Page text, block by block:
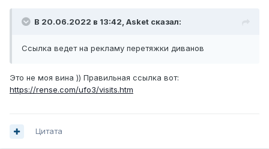
В 20.06.2022 в 13:42, Asket сказал:
Ссылка ведет на рекламу перетяжки диванов
Это не моя вина )) Правильная ссылка вот:
https://rense.com/ufo3/visits.htm
Цитата